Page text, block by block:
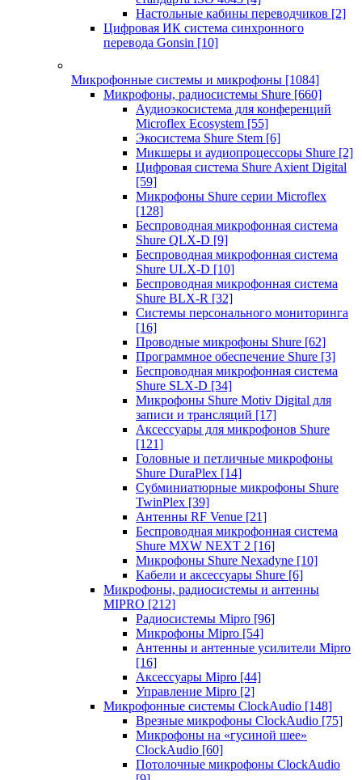
Настольные кабины переводчиков [2]
Цифровая ИК система синхронного
перевода Gonsin [10]
Микрофонные системы и микрофоны [1084]
Микрофоны, радиосистемы Shure [660]
Аудиоэкосистема для конференций
Microflex Ecosystem [55]
Экосистема Shure Stem [6]
Микшеры и аудиопроцессоры Shure [2]
Цифровая система Shure Axient Digital
[59]
Микрофоны Shure серии Microflex
[128]
Беспроводная микрофонная система
Shure QLX-D [9]
Беспроводная микрофонная система
Shure ULX-D [10]
Беспроводная микрофонная система
Shure BLX-R [32]
Системы персонального мониторинга
[16]
Проводные микрофоны Shure [62]
Программное обеспечение Shure [3]
Беспроводная микрофонная система
Shure SLX-D [34]
Микрофоны Shure Motiv Digital для
записи и трансляций [17]
Аксессуары для микрофонов Shure
[121]
Головные и петличные микрофоны
Shure DuraPlex [14]
Субминиатюрные микрофоны Shure
TwinPlex [39]
Антенны RF Venue [21]
Беспроводная микрофонная система
Shure MXW NEXT 2 [16]
Микрофоны Shure Nexadyne [10]
Кабели и аксессуары Shure [6]
Микрофоны, радиосистемы и антенны
MIPRO [212]
Радиосистемы Mipro [96]
Микрофоны Mipro [54]
Антенны и антенные усилители Mipro
[16]
Аксессуары Mipro [44]
Управление Mipro [2]
Микрофонные системы ClockAudio [148]
Врезные микрофоны ClockAudio [75]
Микрофоны на «гусиной шее»
ClockAudio [60]
Потолочные микрофоны ClockAudio